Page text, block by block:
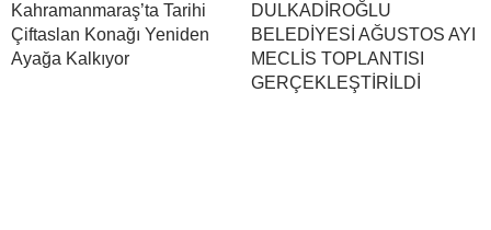
Kahramanmaraş’ta Tarihi
Çiftaslan Konağı Yeniden
Ayağa Kalkıyor
DULKADİROĞLU
BELEDİYESİ AĞUSTOS AYI
MECLİS TOPLANTISI
GERÇEKLEŞTİRİLDİ